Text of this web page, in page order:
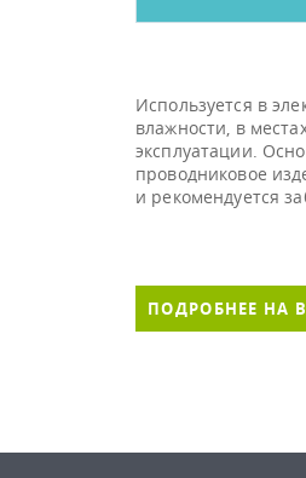
Используется в
влажности, в
эксплуатации.
проводниковое
и рекомендуется
ПОДРОБНЕЕ НА